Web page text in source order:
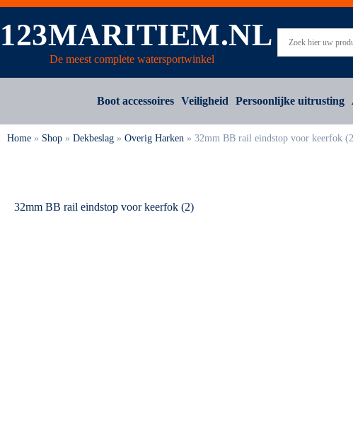
123MARITIEM.NL
De meest complete watersportwinkel
Boot accessoires Veiligheid Persoonlijke uitrusting
Home » Shop » Dekbeslag » Overig Harken » 32mm BB rail eindstop voor keerfok
32mm BB rail eindstop voor keerfok (2)